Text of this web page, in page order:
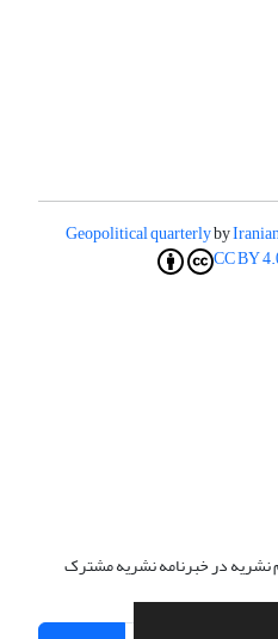
Geopolitical quarterlyby
CC BY
نشریه در خبرنامه نشریه مشترک